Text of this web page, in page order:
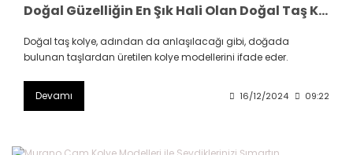
Doğal Güzelliğin En Şık Hali Olan Doğal Taş Kolye Modelleri Hangileri
Doğal taş kolye, adından da anlaşılacağı gibi, doğada
bulunan taşlardan üretilen kolye modellerini ifade eder.
Devamı 16/12/2024 09:22